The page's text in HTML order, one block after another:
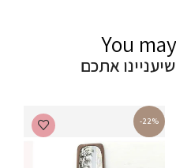
You
אתכם
-22%